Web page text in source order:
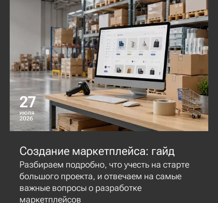
27
июля
2026
Создание маркетплейса: гайд
Разбираем подробно, что учесть на старте
большого проекта, и отвечаем на самые
важные вопросы о разработке
маркетплейсов